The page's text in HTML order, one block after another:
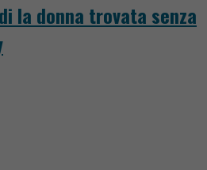
la donna trovata senza